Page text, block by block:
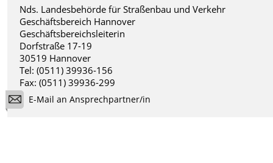
Nds. Landesbehörde für Straßenbau und Verkehr
Geschäftsbereich Hannover
Geschäftsbereichsleiterin
Dorfstraße 17-19
30519 Hannover
Tel: (0511) 39936-156
Fax: (0511) 39936-299
E-Mail an Ansprechpartner/in